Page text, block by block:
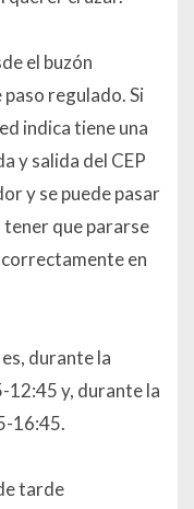
el buzón
regulado. Si
indica tiene una
y salida del CEP
y se puede pasar
tener que pararse
en
durante la
12:45 y, durante la
16:45.
tarde